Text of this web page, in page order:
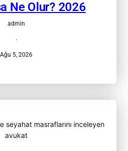
Ne Olur? 2026
admin
·
Ağu 5, 2026